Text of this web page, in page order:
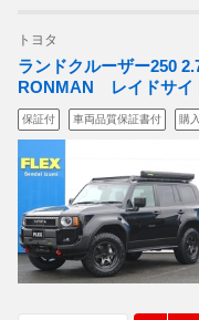
トヨタ
ランドクルーザー250
RONMAN レイドサイ
保証付 車両品質保証書付 購